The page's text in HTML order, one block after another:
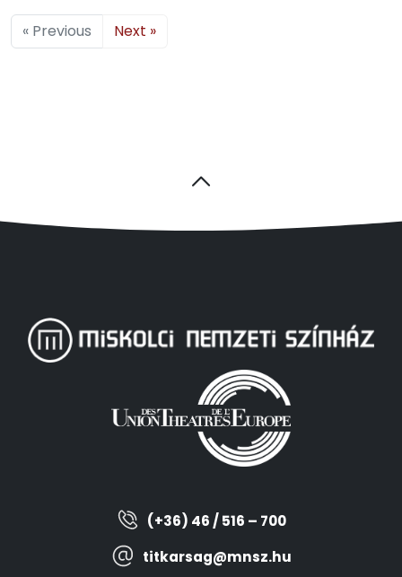
« Previous Next »
(+36) 46 / 516 – 700
titkarsag@mnsz.hu